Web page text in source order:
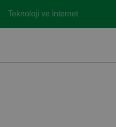
Teknoloji ve İnternet